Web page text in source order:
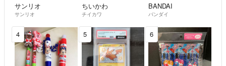
サンリオ
サンリオ
ちいかわ
チイカワ
BANDAI
バンダイ
4 5 6